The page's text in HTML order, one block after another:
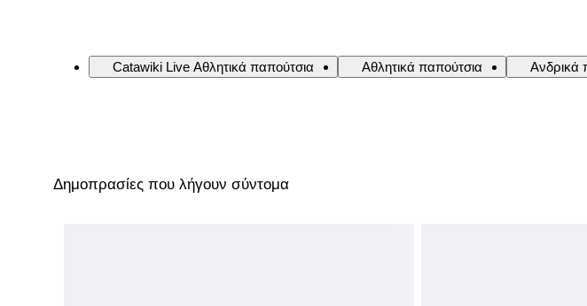
Catawiki Live Αθλητικά παπούτσια Αθλητικά παπούτσια Ανδρικά
Δημοπρασίες που λήγουν σύντομα